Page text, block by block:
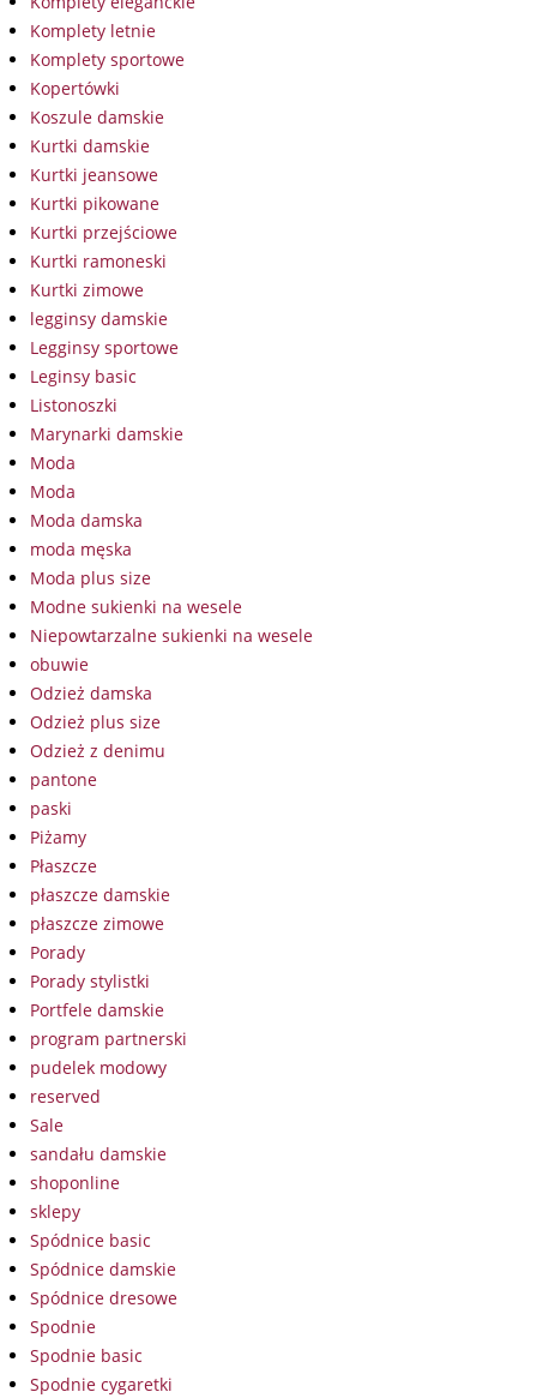
Komplety letnie
Komplety sportowe
Kopertówki
Koszule damskie
Kurtki damskie
Kurtki jeansowe
Kurtki pikowane
Kurtki przejściowe
Kurtki ramoneski
Kurtki zimowe
legginsy damskie
Legginsy sportowe
Leginsy basic
Listonoszki
Marynarki damskie
Moda
Moda
Moda damska
moda męska
Moda plus size
Modne sukienki na wesele
Niepowtarzalne sukienki na wesele
obuwie
Odzież damska
Odzież plus size
Odzież z denimu
pantone
paski
Piżamy
Płaszcze
płaszcze damskie
płaszcze zimowe
Porady
Porady stylistki
Portfele damskie
program partnerski
pudelek modowy
reserved
Sale
sandału damskie
shoponline
sklepy
Spódnice basic
Spódnice damskie
Spódnice dresowe
Spodnie
Spodnie basic
Spodnie cygaretki